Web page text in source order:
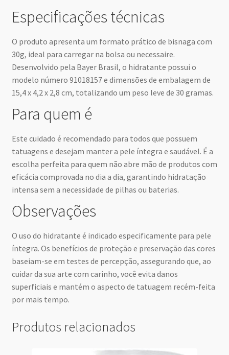
Especificações técnicas
O produto apresenta um formato prático de bisnaga com
30g, ideal para carregar na bolsa ou necessaire.
Desenvolvido pela Bayer Brasil, o hidratante possui o
modelo número 91018157 e dimensões de embalagem de
15,4 x 4,2 x 2,8 cm, totalizando um peso leve de 30 gramas.
Para quem é
Este cuidado é recomendado para todos que possuem
tatuagens e desejam manter a pele íntegra e saudável. É a
escolha perfeita para quem não abre mão de produtos com
eficácia comprovada no dia a dia, garantindo hidratação
intensa sem a necessidade de pilhas ou baterias.
Observações
O uso do hidratante é indicado especificamente para pele
íntegra. Os benefícios de proteção e preservação das cores
baseiam-se em testes de percepção, assegurando que, ao
cuidar da sua arte com carinho, você evita danos
superficiais e mantém o aspecto de tatuagem recém-feita
por mais tempo.
Produtos relacionados